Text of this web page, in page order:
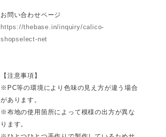
お問い合わせページ
https://thebase.in/inquiry/calico-
shopselect-net
【注意事項】
※PC等の環境により色味の見え方が違う場合
があります。
※布地の使用箇所によって模様の出方が異な
ります。